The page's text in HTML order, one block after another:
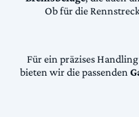
Ob für die
Für ein präzises
bieten wir die passenden